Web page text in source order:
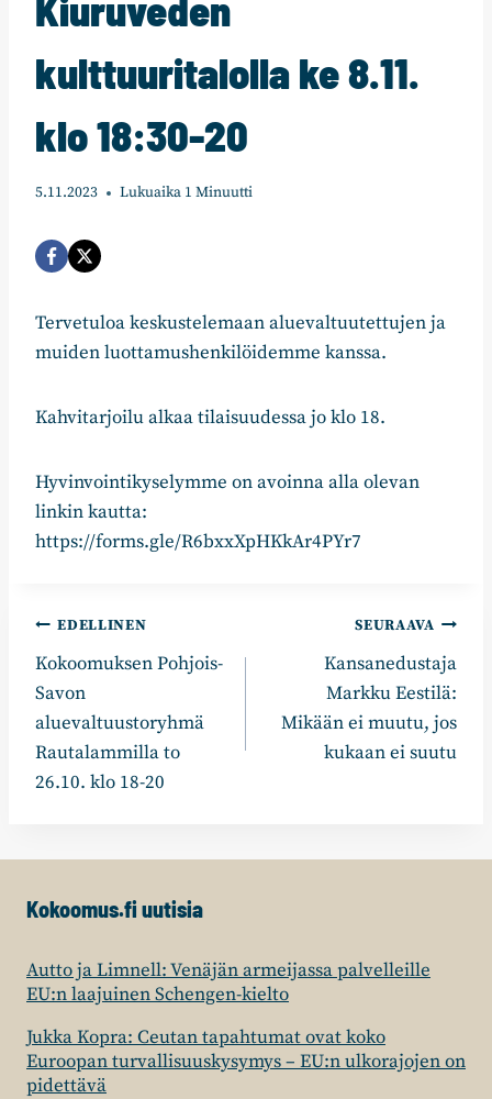
kulttuuritalolla ke 8.11.
klo 18:30-20
5.11.2023 Lukuaika 1 Minuutti
Tervetuloa keskustelemaan aluevaltuutettujen ja
muiden luottamushenkilöidemme kanssa.
Kahvitarjoilu alkaa tilaisuudessa jo klo 18.
Hyvinvointikyselymme on avoinna alla olevan
linkin kautta:
https://forms.gle/R6bxxXpHKkAr4PYr7
Artikkelien
selaus
EDELLINEN
Kokoomuksen Pohjois-
Savon
aluevaltuustoryhmä
Rautalammilla to
26.10. klo 18-20
SEURAAVA
Kansanedustaja
Markku Eestilä:
Mikään ei muutu, jos
kukaan ei suutu
Kokoomus.fi uutisia
Autto ja Limnell: Venäjän armeijassa palvelleille
EU:n laajuinen Schengen-kielto
Jukka Kopra: Ceutan tapahtumat ovat koko
Euroopan turvallisuuskysymys – EU:n ulkorajojen on
pidettävä